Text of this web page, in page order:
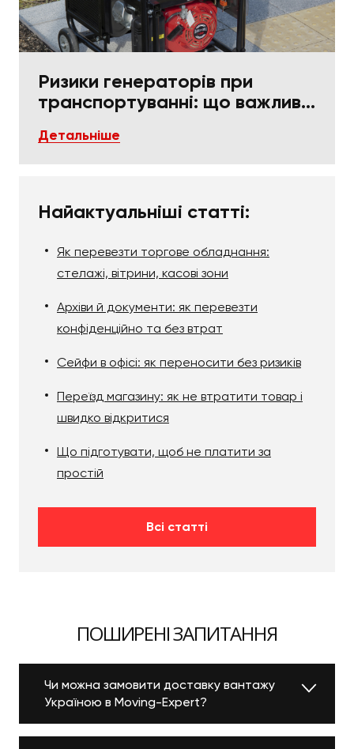
Ризики генераторів при
транспортуванні: що важливо
Детальніше
Найактуальніші статті:
Як перевезти торгове обладнання:
стелажі, вітрини, касові зони
Архіви й документи: як перевезти
конфіденційно та без втрат
Сейфи в офісі: як переносити без ризиків
Переїзд магазину: як не втратити товар і
швидко відкритися
Що підготувати, щоб не платити за
простій
Всі статті
ПОШИРЕНІ ЗАПИТАННЯ
Чи можна замовити доставку вантажу
Україною в Moving-Expert?